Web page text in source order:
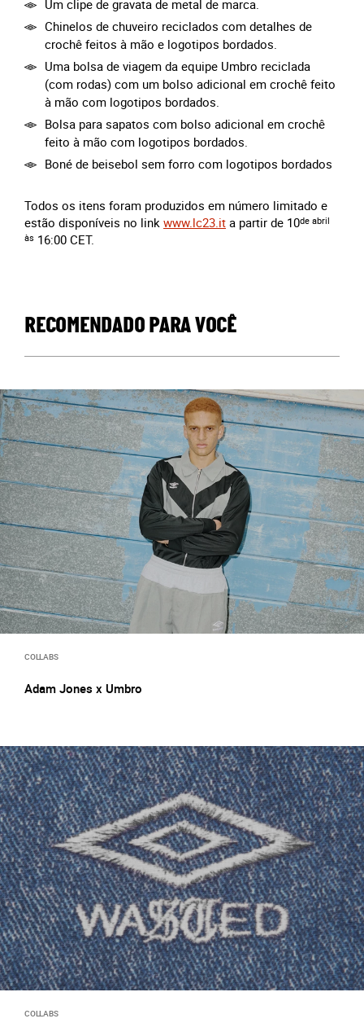
Um clipe de gravata de metal de marca.
Chinelos de chuveiro reciclados com detalhes de
crochê feitos à mão e logotipos bordados.
Uma bolsa de viagem da equipe Umbro reciclada
(com rodas) com um bolso adicional em crochê feito
à mão com logotipos bordados.
Bolsa para sapatos com bolso adicional em crochê
feito à mão com logotipos bordados.
Boné de beisebol sem forro com logotipos bordados
Todos os itens foram produzidos em número limitado e
estão disponíveis no link www.lc23.it a partir de 10de abril
às 16:00 CET.
RECOMENDADO PARA VOCÊ
COLLABS
Adam Jones x Umbro
COLLABS